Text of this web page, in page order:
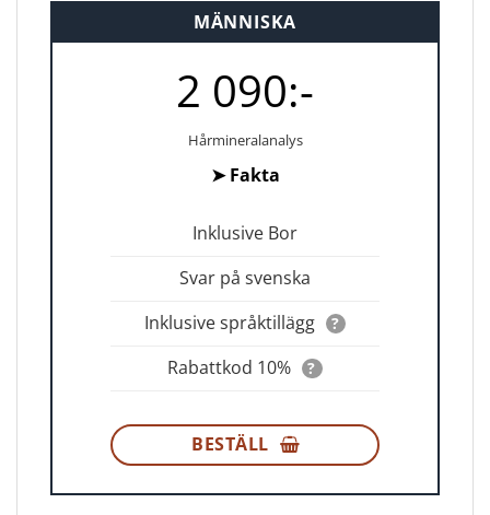
MÄNNISKA
2 090:-
Hårmineralanalys
➤Fakta
Inklusive Bor
Svar på svenska
Inklusive språktillägg
?
Rabattkod 10% ?
BESTÄLL